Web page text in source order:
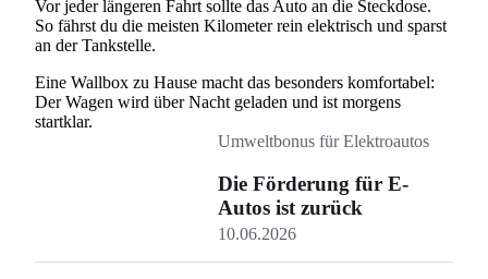
Vor jeder längeren Fahrt sollte das Auto an die Steckdose.
So fährst du die meisten Kilometer rein elektrisch und sparst
an der Tankstelle.
Eine Wallbox zu Hause macht das besonders komfortabel:
Der Wagen wird über Nacht geladen und ist morgens
startklar.
Umweltbonus für Elektroautos
Die Förderung für E-
Autos ist zurück
10.06.2026